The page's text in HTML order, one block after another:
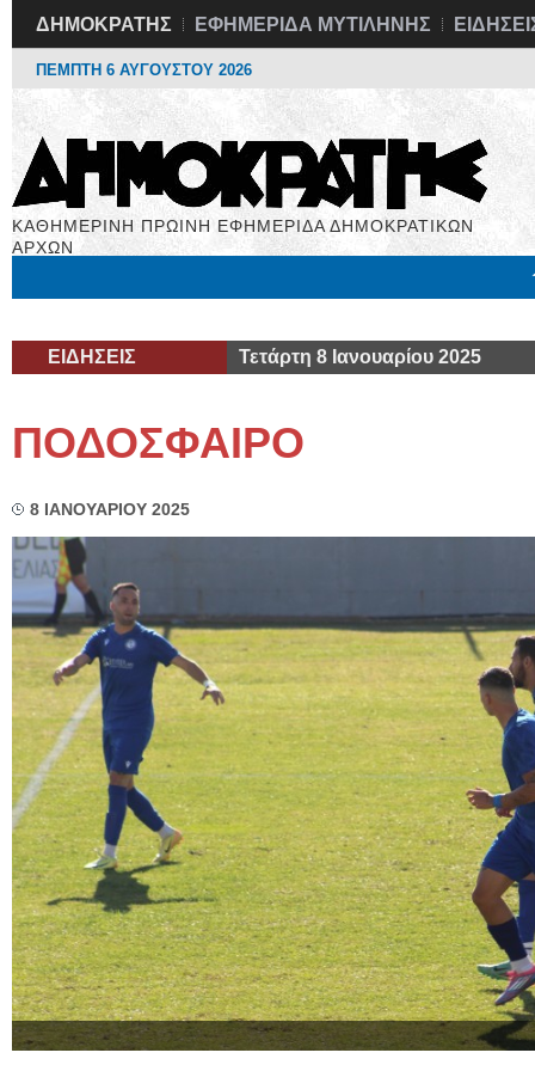
ΔΗΜΟΚΡΑΤΗΣ ΕΦΗΜΕΡΙΔΑ ΜΥΤΙΛΗΝΗΣ
ΠΕΜΠΤΗ 6 ΑΥΓΟΥΣΤΟΥ 2026
ΚΑΘΗΜΕΡΙΝΗ ΠΡΩΙΝΗ ΕΦΗΜΕΡΙΔΑ ΔΗΜΟΚΡΑΤΙΚΩΝ
ΑΡΧΩΝ
ΕΙΔΗΣΕΙΣ Τετάρτη 8 Ιανουαρίου 2025
ΠΟΔΟΣΦΑΙΡΟ
8 ΙΑΝΟΥΑΡΙΟΥ 2025